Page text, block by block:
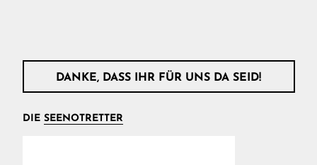
DANKE, DASS IHR FÜR UNS DA SEID!
DIE SEENOTRETTER